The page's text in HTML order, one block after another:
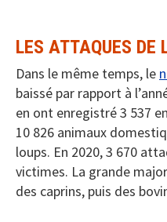
LES ATTAQUES DE
Dans le même temps, le
baissé par rapport à
en ont enregistré 3 537
10 826 animaux
loups. En 2020, 3 670
victimes. La grande
des caprins, puis des